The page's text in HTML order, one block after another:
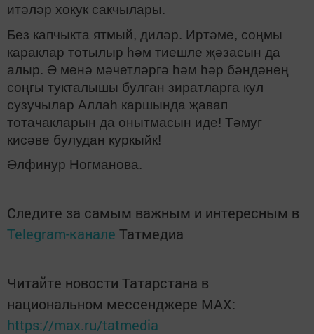
итәләр хокук сакчылары.
Без капчыкта ятмый, диләр. Иртәме, соңмы
караклар тотылыр һәм тиешле җәзасын да
алыр. Ә менә мәчетләргә һәм һәр бәндәнең
соңгы тукталышы булган зиратларга кул
сузучылар Аллаһ каршында җавап
тотачакларын да онытмасын иде! Тәмуг
кисәве булудан куркыйк!
Әлфинур Ногманова.
Следите за самым важным и интересным в
Telegram-канале Татмедиа
Читайте новости Татарстана в
национальном мессенджере MАХ:
https://max.ru/tatmedia